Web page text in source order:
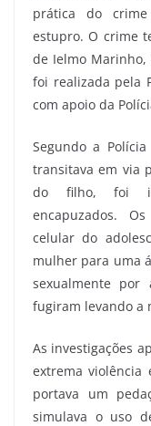
prática do
estupro. O crime
de Ielmo Marinho,
foi realizada pela
com apoio da
Segundo a
transitava em via
do filho, foi
encapuzados.
celular do
mulher para uma
sexualmente por
fugiram levando a
As investigações
extrema violência
portava um
simulava o uso